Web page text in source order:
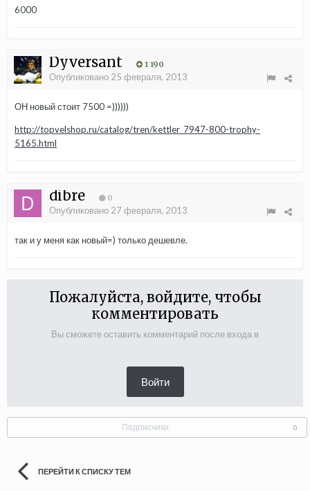
6000
Dyversant 1 190
Опубликовано 25 февраля, 2013
ОН новый стоит 7500 =))))))
http://topvelshop.ru/catalog/tren/kettler_7947-800-trophy-
5165.html
dibre 0
Опубликовано 27 февраля, 2013
так и у меня как новый=) только дешевле.
Пожалуйста, войдите, чтобы
комментировать
Вы сможете оставить комментарий после входа в
Войти
Подписчики 0
ПЕРЕЙТИ К СПИСКУ ТЕМ